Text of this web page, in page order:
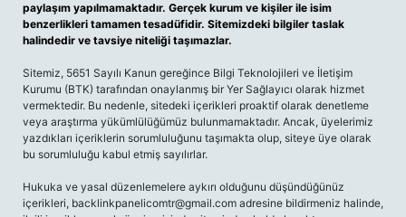
paylaşım yapılmamaktadır. Gerçek kurum ve kişiler ile isim
benzerlikleri tamamen tesadüfidir. Sitemizdeki bilgiler taslak
halindedir ve tavsiye niteliği taşımazlar.
Sitemiz, 5651 Sayılı Kanun gereğince Bilgi Teknolojileri ve İletişim
Kurumu (BTK) tarafından onaylanmış bir Yer Sağlayıcı olarak hizmet
vermektedir. Bu nedenle, sitedeki içerikleri proaktif olarak denetleme
veya araştırma yükümlülüğümüz bulunmamaktadır. Ancak, üyelerimiz
yazdıkları içeriklerin sorumluluğunu taşımakta olup, siteye üye olarak
bu sorumluluğu kabul etmiş sayılırlar.
Hukuka ve yasal düzenlemelere aykırı olduğunu düşündüğünüz
içerikleri, backlinkpanelicomtr@gmail.com adresine bildirmeniz halinde,